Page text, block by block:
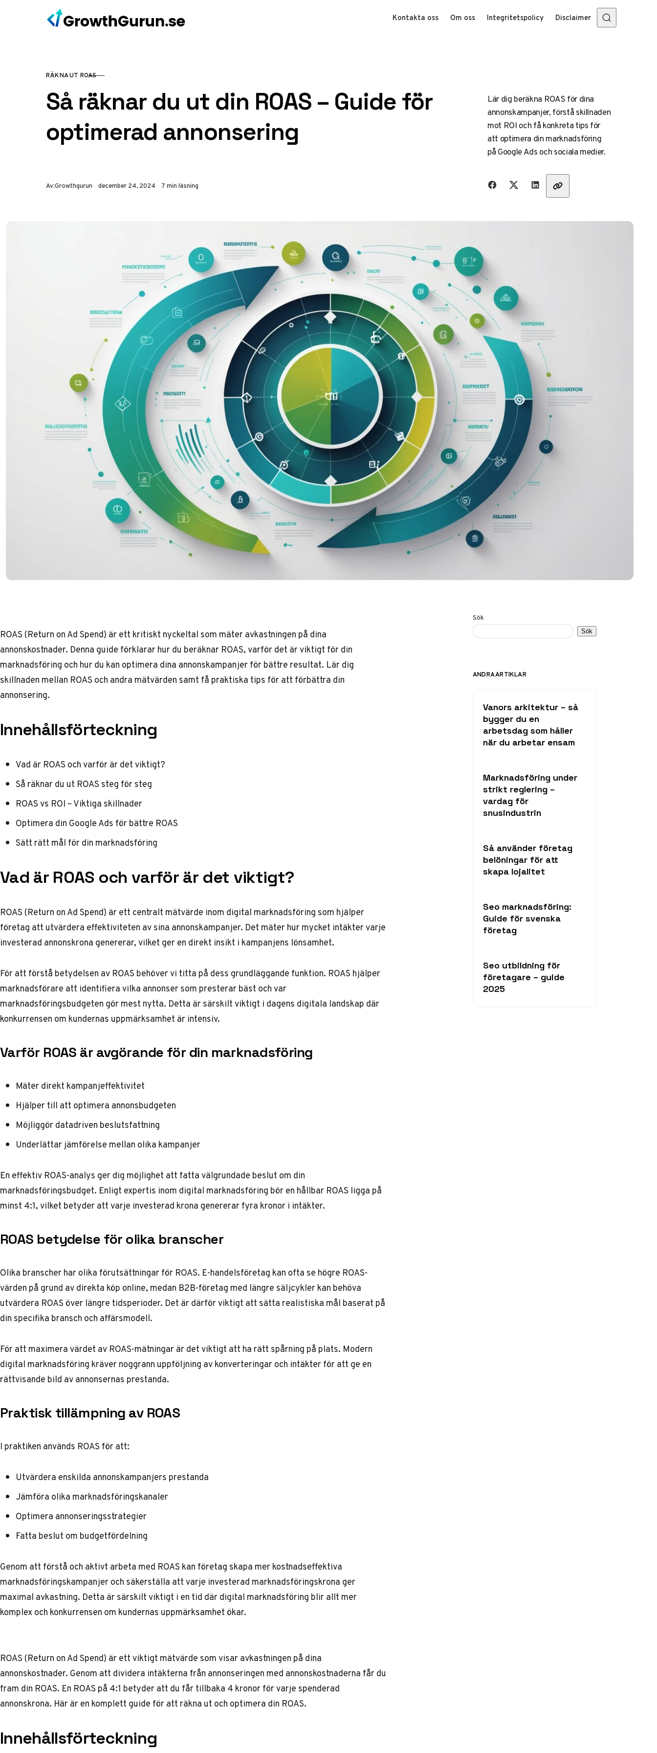
Hoppa till innehåll
Kontakta oss Om oss Integritetspolicy Disclaimer
KATEGORI
RÄKNA UT ROAS
Så räknar du ut din ROAS – Guide för
optimerad annonsering
Lär dig beräkna ROAS för dina
annonskampanjer, förstå skillnaden
mot ROI och få konkreta tips för
att optimera din marknadsföring
på Google Ads och sociala medier.
Av:Growthgurun Publicerad
december 24, 2024 7 min läsning Dela med vänner
ROAS (Return on Ad Spend) är ett kritiskt nyckeltal som mäter avkastningen på dina
annonskostnader. Denna guide förklarar hur du beräknar ROAS, varför det är viktigt för din
marknadsföring och hur du kan optimera dina annonskampanjer för bättre resultat. Lär dig
skillnaden mellan ROAS och andra mätvärden samt få praktiska tips för att förbättra din
annonsering.
Innehållsförteckning
Vad är ROAS och varför är det viktigt?
Så räknar du ut ROAS steg för steg
ROAS vs ROI – Viktiga skillnader
Optimera din Google Ads för bättre ROAS
Sätt rätt mål för din marknadsföring
Vad är ROAS och varför är det viktigt?
ROAS (Return on Ad Spend) är ett centralt mätvärde inom digital marknadsföring som hjälper
företag att utvärdera effektiviteten av sina annonskampanjer. Det mäter hur mycket intäkter varje
investerad annonskrona genererar, vilket ger en direkt insikt i kampanjens lönsamhet.
För att förstå betydelsen av ROAS behöver vi titta på dess grundläggande funktion. ROAS hjälper
marknadsförare att identifiera vilka annonser som presterar bäst och var
marknadsföringsbudgeten gör mest nytta. Detta är särskilt viktigt i dagens digitala landskap där
konkurrensen om kundernas uppmärksamhet är intensiv.
Varför ROAS är avgörande för din marknadsföring
Mäter direkt kampanjeffektivitet
Hjälper till att optimera annonsbudgeten
Möjliggör datadriven beslutsfattning
Underlättar jämförelse mellan olika kampanjer
En effektiv ROAS-analys ger dig möjlighet att fatta välgrundade beslut om din
marknadsföringsbudget. Enligt expertis inom digital marknadsföring bör en hållbar ROAS ligga på
minst 4:1, vilket betyder att varje investerad krona genererar fyra kronor i intäkter.
ROAS betydelse för olika branscher
Olika branscher har olika förutsättningar för ROAS. E-handelsföretag kan ofta se högre ROAS-
värden på grund av direkta köp online, medan B2B-företag med längre säljcykler kan behöva
utvärdera ROAS över längre tidsperioder. Det är därför viktigt att sätta realistiska mål baserat på
din specifika bransch och affärsmodell.
För att maximera värdet av ROAS-mätningar är det viktigt att ha rätt spårning på plats. Modern
digital marknadsföring kräver noggrann uppföljning av konverteringar och intäkter för att ge en
rättvisande bild av annonsernas prestanda.
Praktisk tillämpning av ROAS
I praktiken används ROAS för att:
Utvärdera enskilda annonskampanjers prestanda
Jämföra olika marknadsföringskanaler
Optimera annonseringsstrategier
Fatta beslut om budgetfördelning
Genom att förstå och aktivt arbeta med ROAS kan företag skapa mer kostnadseffektiva
marknadsföringskampanjer och säkerställa att varje investerad marknadsföringskrona ger
maximal avkastning. Detta är särskilt viktigt i en tid där digital marknadsföring blir allt mer
komplex och konkurrensen om kundernas uppmärksamhet ökar.
ROAS (Return on Ad Spend) är ett viktigt mätvärde som visar avkastningen på dina
annonskostnader. Genom att dividera intäkterna från annonseringen med annonskostnaderna får du
fram din ROAS. En ROAS på 4:1 betyder att du får tillbaka 4 kronor för varje spenderad
annonskrona. Här är en komplett guide för att räkna ut och optimera din ROAS.
Innehållsförteckning
Sök
Sök
ANDRA ARTIKLAR
Vanors arkitektur – så
bygger du en
arbetsdag som håller
när du arbetar ensam
Marknadsföring under
strikt reglering –
vardag för
snusindustrin
Så använder företag
belöningar för att
skapa lojalitet
Seo marknadsföring:
Guide för svenska
företag
Seo utbildning för
företagare – guide
2025